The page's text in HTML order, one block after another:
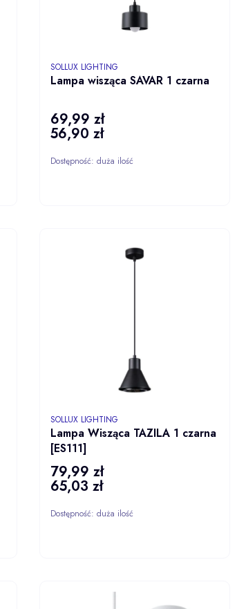
Lampa wisząca SAVAR 1 czarna
PRODUCENT
SOLLUX LIGHTING
Cena
69,99 zł
Cena
56,90 zł
Dostępność: duża ilość
Lampa Wisząca TAZILA 1 czarna
[ES111]
PRODUCENT
SOLLUX LIGHTING
Cena
79,99 zł
Cena
65,03 zł
Dostępność: duża ilość